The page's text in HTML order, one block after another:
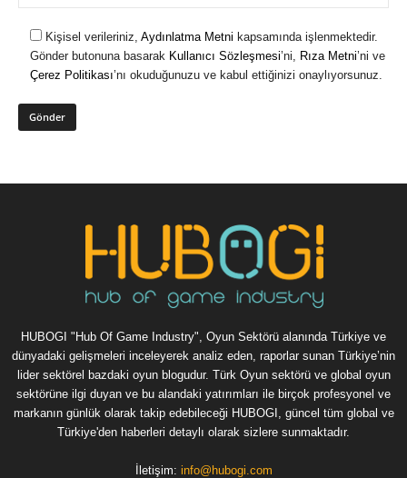
Kişisel verileriniz, Aydınlatma Metni kapsamında işlenmektedir.
Gönder butonuna basarak Kullanıcı Sözleşmesi’ni, Rıza Metni’ni ve
Çerez Politikası’nı okuduğunuzu ve kabul ettiğinizi onaylıyorsunuz.
HUBOGI "Hub Of Game Industry", Oyun Sektörü alanında Türkiye ve
dünyadaki gelişmeleri inceleyerek analiz eden, raporlar sunan Türkiye’nin
lider sektörel bazdaki oyun blogudur. Türk Oyun sektörü ve global oyun
sektörüne ilgi duyan ve bu alandaki yatırımları ile birçok profesyonel ve
markanın günlük olarak takip edebileceği HUBOGI, güncel tüm global ve
Türkiye'den haberleri detaylı olarak sizlere sunmaktadır.
İletişim: info@hubogi.com